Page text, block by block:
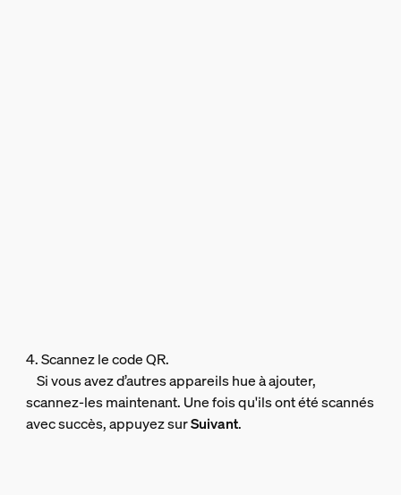
4. Scannez le code QR.
Si vous avez d’autres appareils hue à ajouter,
scannez-les maintenant. Une fois qu'ils ont été scannés
avec succès, appuyez surSuivant.